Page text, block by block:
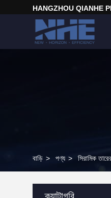
HANGZHOU QIANHE
বাড়ি > পণ্য > সিরামিক